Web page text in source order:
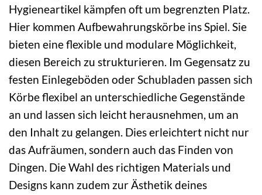
Hygieneartikel kämpfen oft um begrenzten Platz.
Hier kommen Aufbewahrungskörbe ins Spiel. Sie
bieten eine flexible und modulare Möglichkeit,
diesen Bereich zu strukturieren. Im Gegensatz zu
festen Einlegeböden oder Schubladen passen sich
Körbe flexibel an unterschiedliche Gegenstände
an und lassen sich leicht herausnehmen, um an
den Inhalt zu gelangen. Dies erleichtert nicht nur
das Aufräumen, sondern auch das Finden von
Dingen. Die Wahl des richtigen Materials und
Designs kann zudem zur Ästhetik deines